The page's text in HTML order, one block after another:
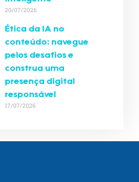
20/07/2026
Ética da IA no
conteúdo: navegue
pelos desafios e
construa uma
presença digital
responsável
17/07/2026